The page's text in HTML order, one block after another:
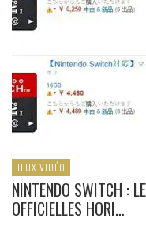
JEUX VIDÉO
NINTENDO SWITCH :
OFFICIELLES HORI…